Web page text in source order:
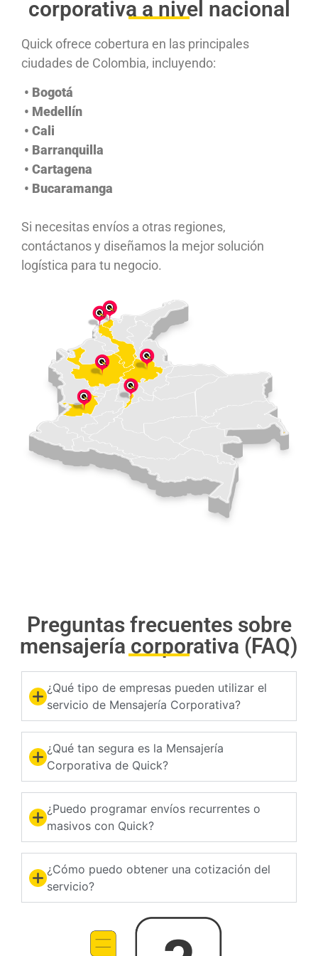
corporativa a nivel nacional
Quick ofrece cobertura en las principales
ciudades de Colombia, incluyendo:
• Bogotá
• Medellín
• Cali
• Barranquilla
• Cartagena
• Bucaramanga
Si necesitas envíos a otras regiones,
contáctanos y diseñamos la mejor solución
logística para tu negocio.
Preguntas frecuentes sobre
mensajería corporativa (FAQ)
¿Qué tipo de empresas pueden utilizar el
servicio de Mensajería Corporativa?
¿Qué tan segura es la Mensajería
Corporativa de Quick?
¿Puedo programar envíos recurrentes o
masivos con Quick?
¿Cómo puedo obtener una cotización del
servicio?